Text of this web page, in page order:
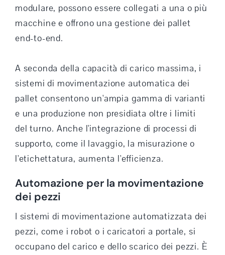
modulare, possono essere collegati a una o più
macchine e offrono una gestione dei pallet
end-to-end.
A seconda della capacità di carico massima, i
sistemi di movimentazione automatica dei
pallet consentono un'ampia gamma di varianti
e una produzione non presidiata oltre i limiti
del turno. Anche l'integrazione di processi di
supporto, come il lavaggio, la misurazione o
l'etichettatura, aumenta l'efficienza.
Automazione per la movimentazione
dei pezzi
I sistemi di movimentazione automatizzata dei
pezzi, come i robot o i caricatori a portale, si
occupano del carico e dello scarico dei pezzi. È